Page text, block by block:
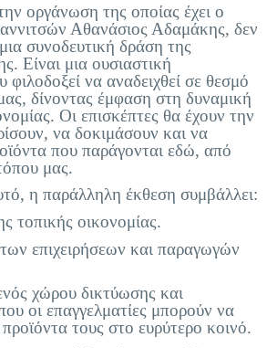
οργάνωση της οποίας έχει ο
Αθανάσιος Αδαμάκης, δεν
συνοδευτική δράση της
Είναι μια ουσιαστική
να αναδειχθεί σε θεσμό
δίνοντας έμφαση στη δυναμική
Οι επισκέπτες θα έχουν την
να δοκιμάσουν και να
που παράγονται εδώ, από
μας.
η παράλληλη έκθεση συμβάλλει:
τοπικής οικονομίας.
επιχειρήσεων και παραγωγών
χώρου δικτύωσης και
οι επαγγελματίες μπορούν να
τους στο ευρύτερο κοινό.